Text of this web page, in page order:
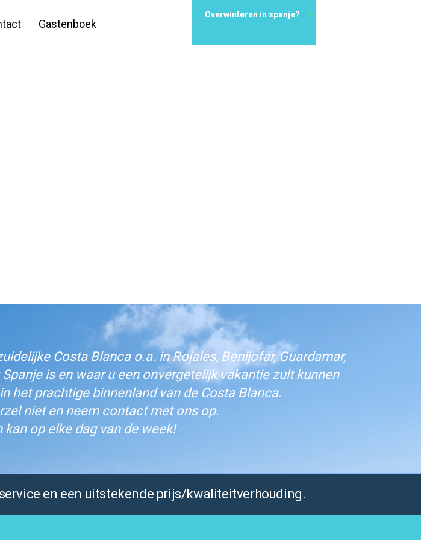
Gastenboek
Overwinteren in spanje?
Costa Blanca o.a. in Rojales, Benijofar, Guardamar,
is en waar u een onvergetelijk vakantie zult kunnen
het prachtige binnenland van de Costa Blanca.
niet en neem contact met ons op.
op elke dag van de week!
en een uitstekende prijs/kwaliteitverhouding.